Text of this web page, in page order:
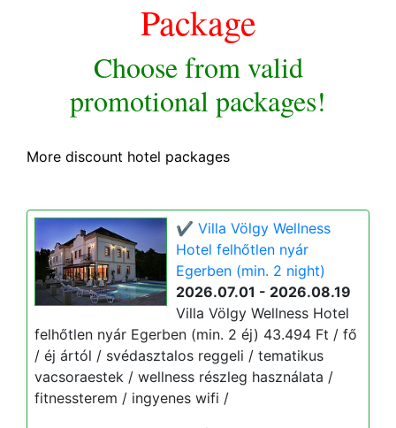
Package
Choose from valid
promotional packages!
More discount hotel packages
✔️ Villa Völgy Wellness
Hotel felhőtlen nyár
Egerben (min. 2 night)
2026.07.01 - 2026.08.19
Villa Völgy Wellness Hotel
felhőtlen nyár Egerben (min. 2 éj) 43.494 Ft / fő
/ éj ártól / svédasztalos reggeli / tematikus
vacsoraestek / wellness részleg használata /
fitnessterem / ingyenes wifi /